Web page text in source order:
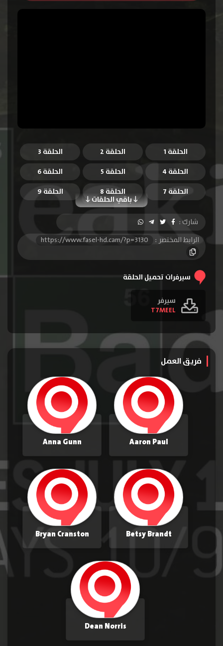
الحلقة 1 الحلقة 2
الحلقة 3
الحلقة 4
الحلقة 5 الحلقة 6
باقي الحلقات
الحلقة 7 الحلقة 8
الحلقة 9
الحلقة 10
الحلقة 11
الحلقة 13
شارك :
الرابط المختصر :
https://www.fasel-hd.cam/?p=3130
سيرفرات تحميل الحلقة
سيرفر
T7MEEL
فريق العمل
Aaron Paul
Anna Gunn
Betsy Brandt
Bryan Cranston
Dean Norris